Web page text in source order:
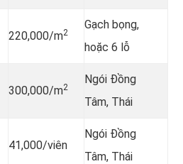
220,000/m2
Gạch bọng,
hoặc 6 lỗ
300,000/m2
Ngói Đồng
Tâm, Thái
41,000/viên
Ngói Đồng
Tâm, Thái